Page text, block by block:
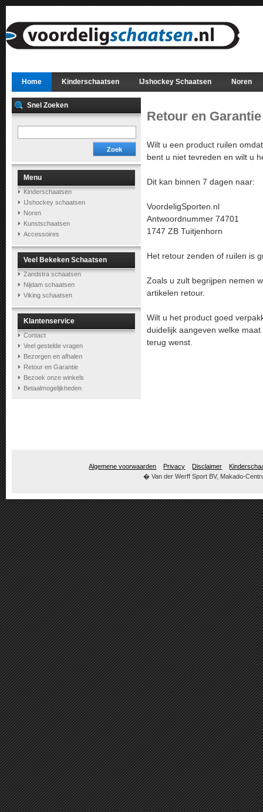
Home Kinderschaatsen IJshockey Schaatsen Noren
Snel Zoeken
Zoek
Menu
Kinderschaatsen
IJshockey schaatsen
Noren
Kunstschaatsen
Accessoires
Veel Bekeken Schaatsen
Zandstra schaatsen
Nijdam schaatsen
Viking schaatsen
Klantenservice
Contact
Veel gestelde vragen
Bezorgen en afhalen
Retour en Garantie
Bezoek onze winkels
Betaalmogelijkheden
Retour en
Wilt u een product ruilen
bent u niet tevreden en wilt u
Dit kan binnen 7 dagen naar:
VoordeligSporten.nl
Antwoordnummer 74701
1747 ZB Tuitjenhorn
Het retour zenden of ruilen is
Zoals u zult begrijpen nemen
artikelen retour.
Wilt u het product goed
duidelijk aangeven welke
terug wenst.
Algemene voorwaarden Privacy Disclaimer
� Van der Werff Sport BV, Makado-